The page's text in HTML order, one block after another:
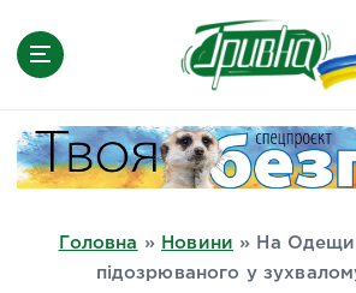
Миколаїв,
Головна » Новини »
На
підозрюваного у